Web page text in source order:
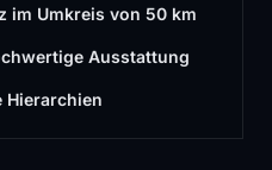
im Umkreis von 50 km
Ausstattung
Hierarchien